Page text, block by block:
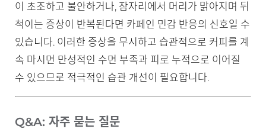
이 초조하고 불안하거나, 잠자리에서 머리가 맑아지며 뒤
척이는 증상이 반복된다면 카페인 민감 반응의 신호일 수
있습니다. 이러한 증상을 무시하고 습관적으로 커피를 계
속 마시면 만성적인 수면 부족과 피로 누적으로 이어질
수 있으므로 적극적인 습관 개선이 필요합니다.
Q&A: 자주 묻는 질문